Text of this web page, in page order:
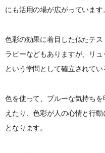
にも活用の場が広がっています
色彩の効果に着目した似たテ
ラピーなどもありますが、リ
という学問として確立されてい
色を使って、ブルーな気持ち
えたり、色彩が人の心情と行
となります。